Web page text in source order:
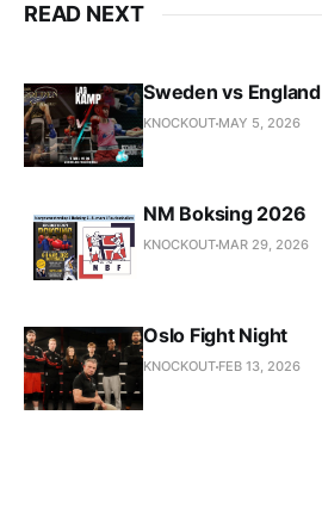
READ NEXT
Sweden vs England
KNOCKOUT MAY 5, 2026
NM Boksing 2026
KNOCKOUT MAR 29, 2026
Oslo Fight Night
KNOCKOUT FEB 13, 2026